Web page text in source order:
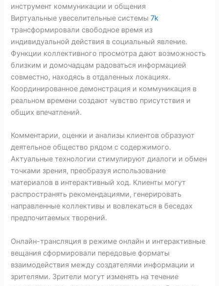
инструмент коммуникации и общения
Виртуальные увеселительные системы7k
трансформировали свободное время из
индивидуальной действия в социальный явление.
Функции коллективного просмотра дают возможность
близким и домочадцам радоваться информацией
совместно, находясь в отдаленных локациях.
Координированное демонстрация и коммуникация в
реальном времени создают чувство присутствия и
общих впечатлений.
Комментарии, оценки и анализы клиентов образуют
деятельное общество рядом с содержимого.
Актуальные технологии стимулируют диалоги и обмен
точками зрения, преобразуя использование
материалов в интерактивный ход. Клиенты могут
распространять рекомендациями, генерировать
направленные коллективы и вовлекаться в беседах
предпочитаемых творений.
Онлайн-трансляция в режиме онлайн и интерактивные
вещания сформировали передовые форматы
взаимодействия между создателями информации и
зрителями. Зрители могут изменять на течение